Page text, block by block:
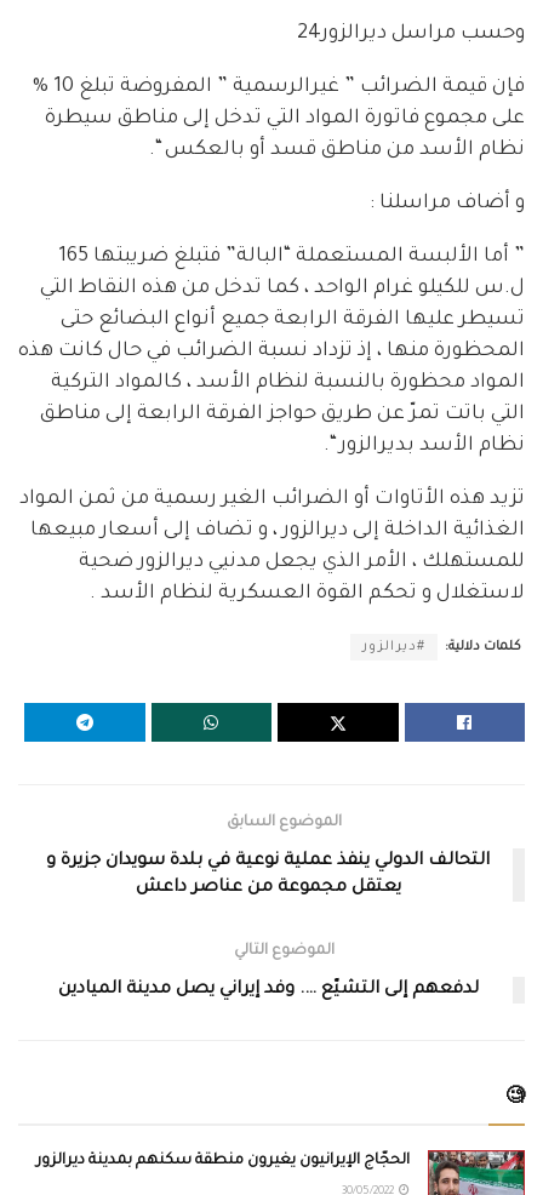
وحسب مراسل ديرالزور24
فإن قيمة الضرائب ” غيرالرسمية ” المفروضة تبلغ 10 %
على مجموع فاتورة المواد التي تدخل إلى مناطق سيطرة
نظام الأسد من مناطق قسد أو بالعكس “.
و أضاف مراسلنا :
” أما الألبسة المستعملة “البالة” فتبلغ ضريبتها 165
ل.س للكيلو غرام الواحد ، كما تدخل من هذه النقاط التي
تسيطر عليها الفرقة الرابعة جميع أنواع البضائع حتى
المحظورة منها ، إذ تزداد نسبة الضرائب في حال كانت هذه
المواد محظورة بالنسبة لنظام الأسد ، كالمواد التركية
التي باتت تمرّ عن طريق حواجز الفرقة الرابعة إلى مناطق
نظام الأسد بديرالزور “.
تزيد هذه الأتاوات أو الضرائب الغير رسمية من ثمن المواد
الغذائية الداخلة إلى ديرالزور ، و تضاف إلى أسعار مبيعها
للمستهلك ، الأمر الذي يجعل مدنيي ديرالزور ضحية
لاستغلال و تحكم القوة العسكرية لنظام الأسد .
كلمات دلالية: #ديرالزور
الموضوع السابق
التحالف الدولي ينفذ عملية نوعية في بلدة سويدان جزيرة و
يعتقل مجموعة من عناصر داعش
الموضوع التالي
لدفعهم إلى التشيّع …. وفد إيراني يصل مدينة الميادين
🧐
الحجّاج الإيرانيون يغيرون منطقة سكنهم بمدينة ديرالزور